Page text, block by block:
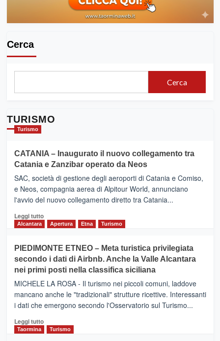
patrimonio
Cerca
Cerca
TURISMO
Turismo
CATANIA – Inaugurato il nuovo collegamento tra
Catania e Zanzibar operato da Neos
SAC, società di gestione degli aeroporti di Catania e Comiso,
e Neos, compagnia aerea di Alpitour World, annunciano
l'avvio del nuovo collegamento diretto tra Catania...
Leggi tuttoLeggi
CATANIA
–
Inaugurato
il
nuovo
collegamento
tra
e
Zanzibar
Alcantara Apertura Etna Turismo
PIEDIMONTE ETNEO – Meta turistica privilegiata
secondo i dati di Airbnb. Anche la Valle Alcantara
nei primi posti nella classifica siciliana
MICHELE LA ROSA - Il turismo nei piccoli comuni, laddove
mancano anche le "tradizionali" strutture ricettive. Interessanti
i dati che emergono secondo l'Osservatorio sul Turismo...
Leggi tuttoLeggi
Taormina Turismo